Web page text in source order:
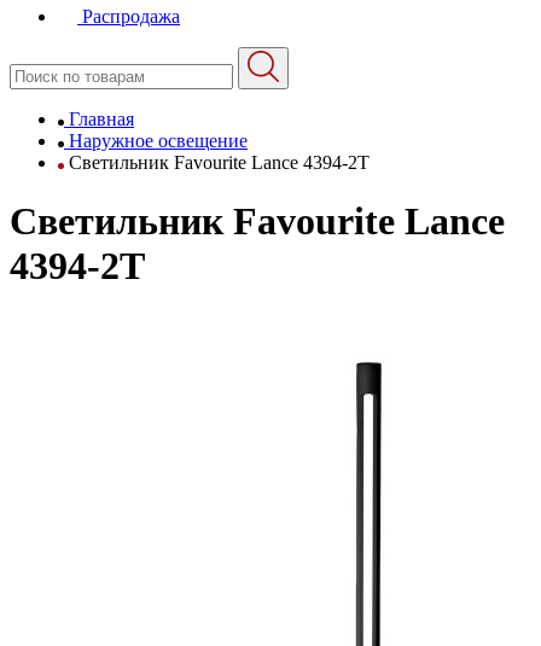
Распродажа
Главная
Наружное освещение
Светильник Favourite Lance 4394-2T
Светильник Favourite Lance
4394-2T